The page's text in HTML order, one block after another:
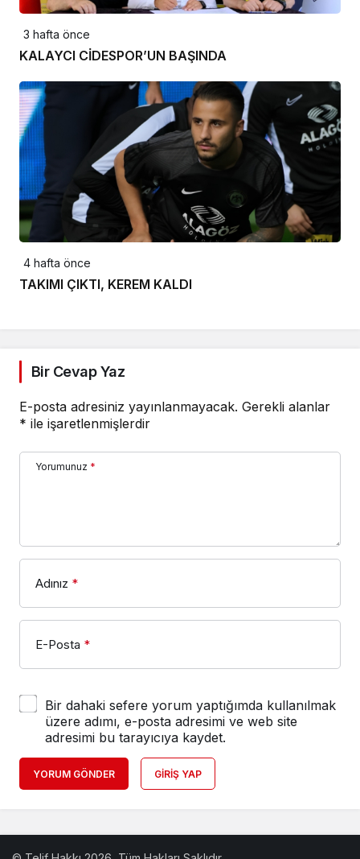
3 hafta önce
KALAYCI CİDESPOR’UN BAŞINDA
4 hafta önce
TAKIMI ÇIKTI, KEREM KALDI
Bir Cevap Yaz
E-posta adresiniz yayınlanmayacak. Gerekli alanlar
* ile işaretlenmişlerdir
Yorumunuz *
Adınız *
E-Posta *
Bir dahaki sefere yorum yaptığımda kullanılmak
üzere adımı, e-posta adresimi ve web site
adresimi bu tarayıcıya kaydet.
YORUM GÖNDER GIRIŞ YAP